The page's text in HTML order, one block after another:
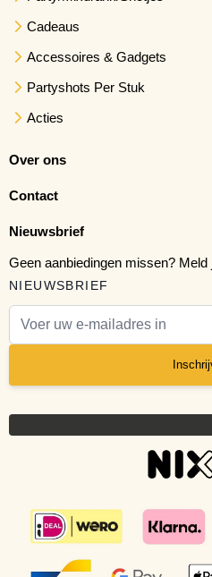
Cadeaus
Accessoires & Gadgets
Partyshots Per Stuk
Acties
Over ons
Contact
Nieuwsbrief
Geen aanbiedingen missen?
NIEUWSBRIEF